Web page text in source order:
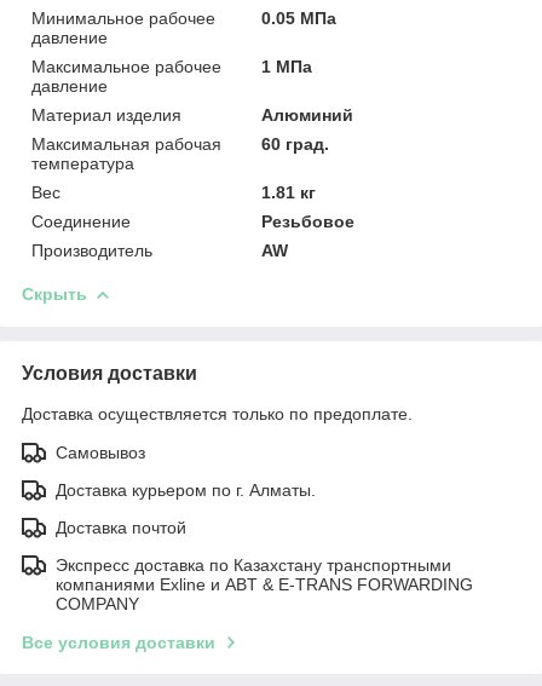
Минимальное рабочее
давление
0.05 МПа
Максимальное рабочее
давление
1 МПа
Материал изделия
Алюминий
Максимальная рабочая
температура
60 град.
Вес
1.81 кг
Соединение
Резьбовое
Производитель
AW
Скрыть
Условия доставки
Доставка осуществляется только по предоплате.
Самовывоз
Доставка курьером по г. Алматы.
Доставка почтой
Экспресс доставка по Казахстану транспортными
компаниями Exline и ABT & E-TRANS FORWARDING
COMPANY
Все условия доставки